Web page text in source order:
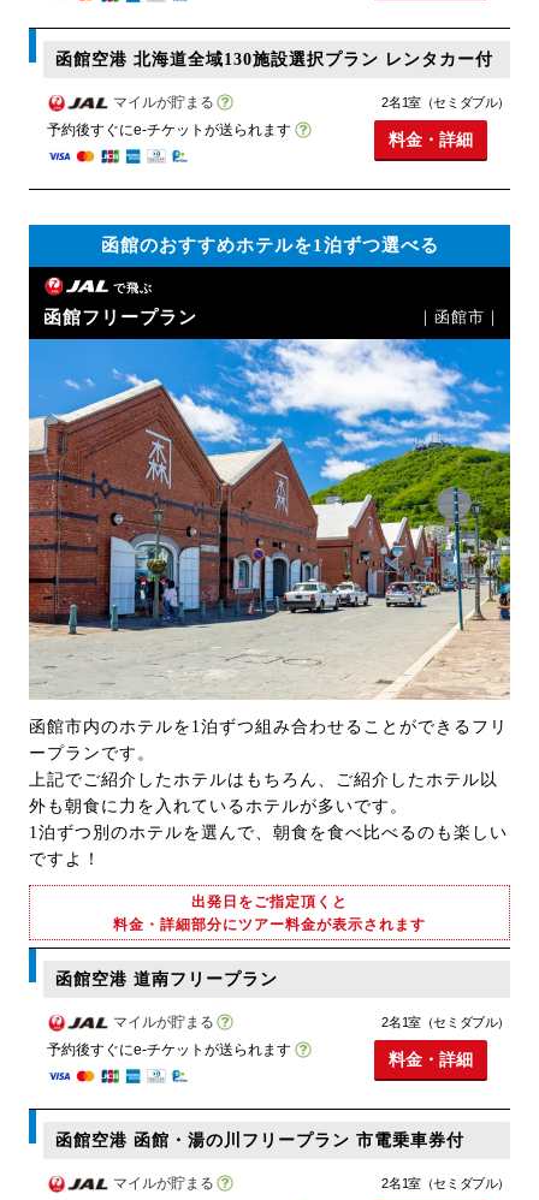
函館空港 北海道全域130施設選択プラン レンタカー付
マイルが貯まる
予約後すぐにe-チケットが送られます
2名1室（セミダブル）
料金・詳細
函館のおすすめホテルを1泊ずつ選べる
で飛ぶ
函館フリープラン ｜函館市｜
函館市内のホテルを1泊ずつ組み合わせることができるフリ
ープランです。
上記でご紹介したホテルはもちろん、ご紹介したホテル以
外も朝食に力を入れているホテルが多いです。
1泊ずつ別のホテルを選んで、朝食を食べ比べるのも楽しい
ですよ！
出発日をご指定頂くと
料金・詳細部分にツアー料金が表示されます
函館空港 道南フリープラン
マイルが貯まる
予約後すぐにe-チケットが送られます
2名1室（セミダブル）
料金・詳細
函館空港 函館・湯の川フリープラン 市電乗車券付
マイルが貯まる
2名1室（セミダブル）